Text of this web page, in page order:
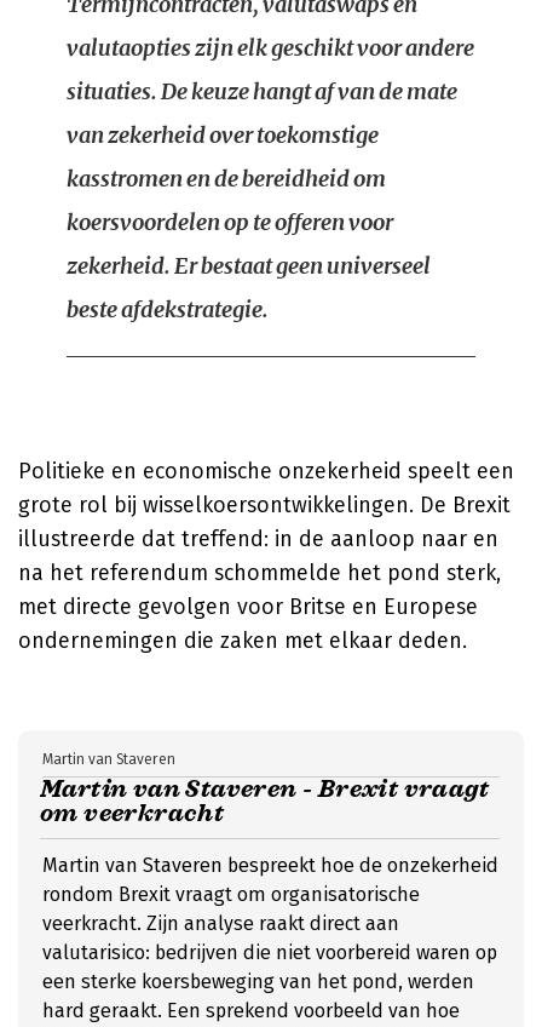
valutaopties zijn elk geschikt voor andere
situaties. De keuze hangt af van de mate
van zekerheid over toekomstige
kasstromen en de bereidheid om
koersvoordelen op te offeren voor
zekerheid. Er bestaat geen universeel
beste afdekstrategie.
Politieke en economische onzekerheid speelt een
grote rol bij wisselkoersontwikkelingen. De Brexit
illustreerde dat treffend: in de aanloop naar en
na het referendum schommelde het pond sterk,
met directe gevolgen voor Britse en Europese
ondernemingen die zaken met elkaar deden.
Martin van Staveren - Brexit vraagt
om veerkracht
Martin van Staveren
Martin van Staveren bespreekt hoe de onzekerheid
rondom Brexit vraagt om organisatorische
veerkracht. Zijn analyse raakt direct aan
valutarisico: bedrijven die niet voorbereid waren op
een sterke koersbeweging van het pond, werden
hard geraakt. Een sprekend voorbeeld van hoe